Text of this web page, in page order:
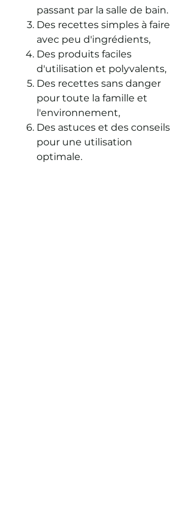
passant par la salle de bain.
Des recettes simples à faire
avec peu d'ingrédients,
Des produits faciles
d'utilisation et polyvalents,
Des recettes sans danger
pour toute la famille et
l'environnement,
Des astuces et des conseils
pour une utilisation
optimale.